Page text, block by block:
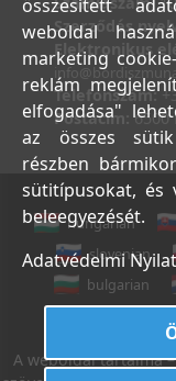
Szerződés
Elektronikus
Telefonszám:
Postacím:6500
hungarian
slovenian
bulgarian
A weboldal tartalma
összesített
weboldal
marketing
reklám
elfogadása"
az összes
részben
sütitípusokat, és
beleegyezését.
Adatvédelmi